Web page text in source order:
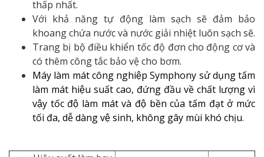
thấp nhất.
Với khả năng tự động làm sạch sẽ đảm bảo
khoang chứa nước và nước giải nhiệt luôn sạch sẽ.
Trang bị bộ điều khiển tốc độ đơn cho động cơ và
có thêm công tắc bảo vệ cho bơm.
Máy làm mát công nghiệp Symphony sử dụng tấm
làm mát hiệu suất cao, đứng đầu về chất lượng vì
vậy tốc độ làm mát và độ bền của tấm đạt ở mức
tối đa, dễ dàng vệ sinh, không gây mùi khó chịu.